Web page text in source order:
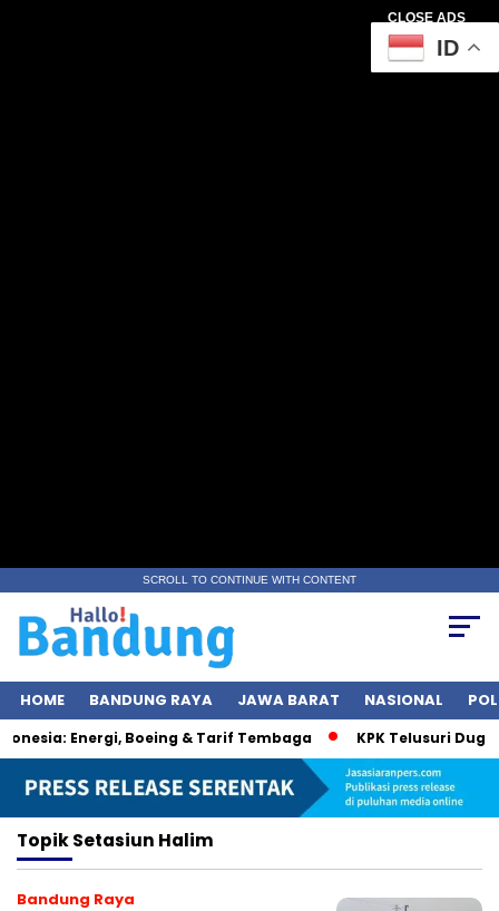
CLOSE ADS
SCROLL TO CONTINUE WITH CONTENT
HOME BANDUNG RAYA JAWA BARAT NASIONAL
Energi, Boeing & Tarif Tembaga KPK Telusuri
TopikSetasiun Halim
Bandung Raya
ID